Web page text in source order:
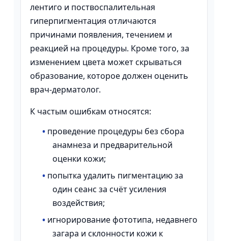
лентиго и поствоспалительная
гиперпигментация отличаются
причинами появления, течением и
реакцией на процедуры. Кроме того, за
изменением цвета может скрываться
образование, которое должен оценить
врач-дерматолог.
К частым ошибкам относятся:
• проведение процедуры без сбора
анамнеза и предварительной
оценки кожи;
• попытка удалить пигментацию за
один сеанс за счёт усиления
воздействия;
• игнорирование фототипа, недавнего
загара и склонности кожи к